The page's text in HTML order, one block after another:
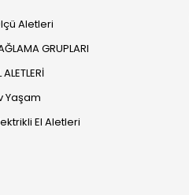
Aletleri
GRUPLARI
ALETLERİ
Yaşam
El Aletleri